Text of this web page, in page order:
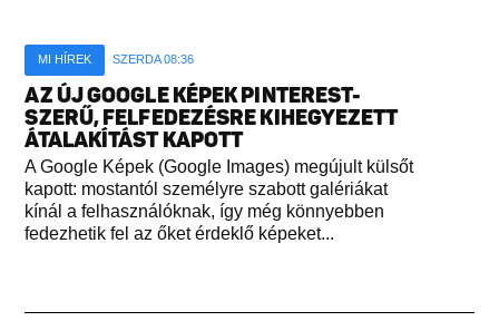
MI HÍREK SZERDA 08:36
AZ ÚJ GOOGLE KÉPEK PINTEREST-
SZERŰ, FELFEDEZÉSRE KIHEGYEZETT
ÁTALAKÍTÁST KAPOTT
A Google Képek (Google Images) megújult külsőt
kapott: mostantól személyre szabott galériákat
kínál a felhasználóknak, így még könnyebben
fedezhetik fel az őket érdeklő képeket...